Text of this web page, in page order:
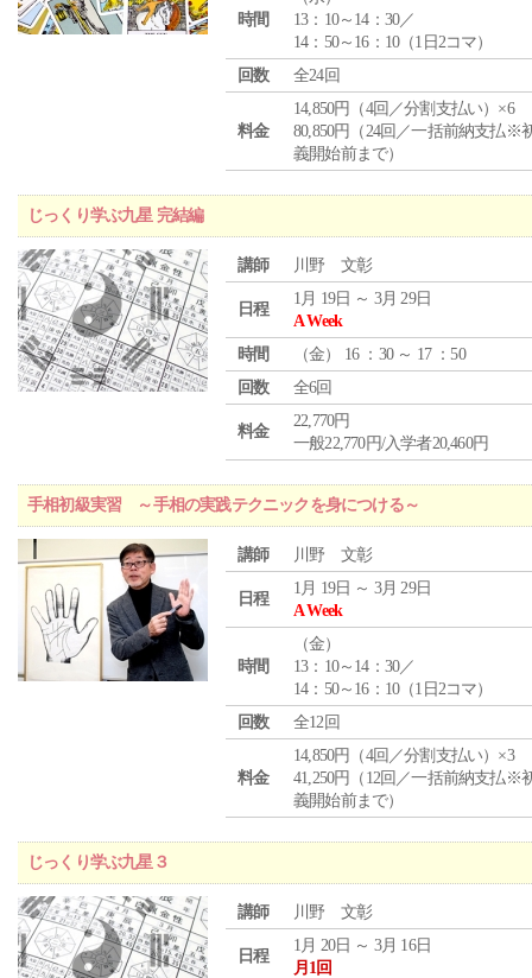
時間
13：10～14：30／
14：50～16：10（1日2コマ）
回数
全24回
料金
14,850円（4回／分割支払い）×6
80,850円（24回／一括前納支払※
義開始前まで）
じっくり学ぶ九星 完結編
講師 川野 文彰
日程
1月 19日 ～ 3月 29日
A Week
時間
（金） 16 ：30 ～ 17 ：50
回数
全6回
料金
22,770円
一般22,770円/入学者20,460円
手相初級実習 ～手相の実践テクニックを身につける～
講師 川野 文彰
日程
1月 19日 ～ 3月 29日
A Week
時間
（金）
13：10～14：30／
14：50～16：10（1日2コマ）
回数
全12回
料金
14,850円（4回／分割支払い）×3
41,250円（12回／一括前納支払※
義開始前まで）
じっくり学ぶ九星３
講師 川野 文彰
日程
1月 20日 ～ 3月 16日
月1回